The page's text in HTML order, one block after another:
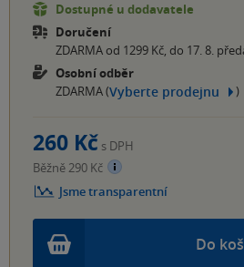
Dostupné u dodavatele
Doručení
ZDARMA od 1299 Kč, do 17. 8.
Osobní odběr
ZDARMA (Vyberte prodejnu )
Do
260 Kč s DPH
Běžně 290 Kč
Jsme transparentní